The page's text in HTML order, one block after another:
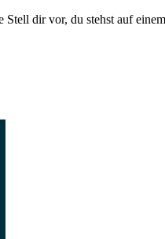
dir vor, du stehst auf